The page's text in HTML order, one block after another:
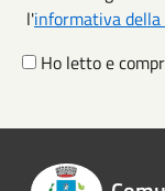
l'informativa della
Ho letto e